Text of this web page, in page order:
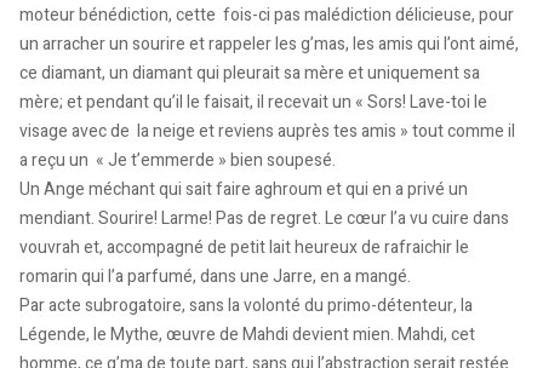
moteur bénédiction, cette fois-ci pas malédiction délicieuse, pour
un arracher un sourire et rappeler les g’mas, les amis qui l’ont aimé,
ce diamant, un diamant qui pleurait sa mère et uniquement sa
mère; et pendant qu’il le faisait, il recevait un « Sors! Lave-toi le
visage avec de la neige et reviens auprès tes amis » tout comme il
a reçu un « Je t’emmerde » bien soupesé.
Un Ange méchant qui sait faire aghroum et qui en a privé un
mendiant. Sourire! Larme! Pas de regret. Le cœur l’a vu cuire dans
vouvrah et, accompagné de petit lait heureux de rafraichir le
romarin qui l’a parfumé, dans une Jarre, en a mangé.
Par acte subrogatoire, sans la volonté du primo-détenteur, la
Légende, le Mythe, œuvre de Mahdi devient mien. Mahdi, cet